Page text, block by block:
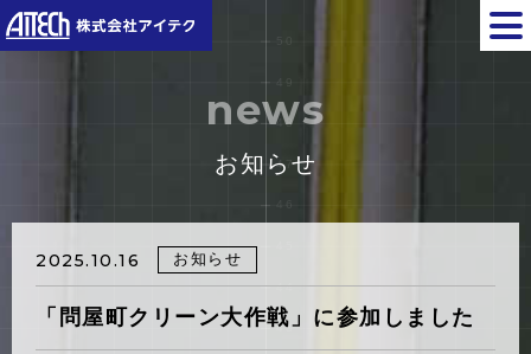
news
お知らせ
2025.10.16 お知らせ
「問屋町クリーン大作戦」に参加しました